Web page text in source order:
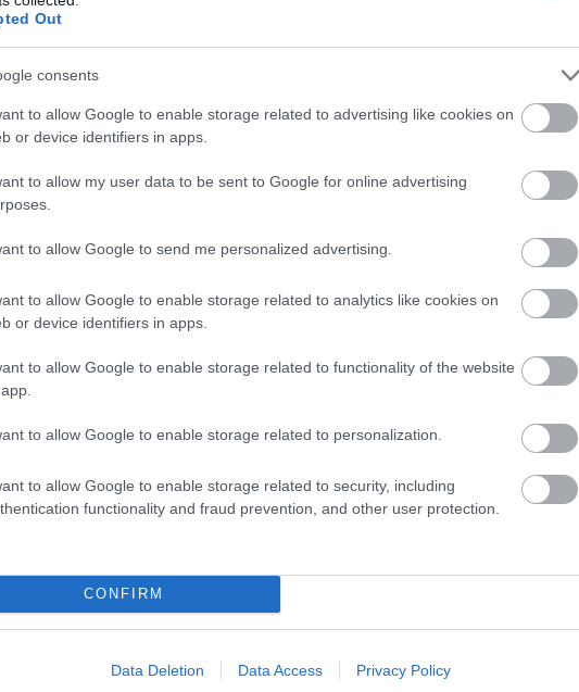
Out
consents
to allow Google to enable storage related to advertising like cookies on
or device identifiers in apps.
to allow my user data to be sent to Google for online advertising
to allow Google to send me personalized advertising.
to allow Google to enable storage related to analytics like cookies on
or device identifiers in apps.
to allow Google to enable storage related to functionality of the website
to allow Google to enable storage related to personalization.
to allow Google to enable storage related to security, including
functionality and fraud prevention, and other user protection.
CONFIRM
Data Deletion Data Access Privacy Policy
magic trick has a third act, the
part we call "The Prestige"."
képregény
filmkritikák
címe:
A 10
50
A 10
20
Ezért
15(+1)
A 15
50
10
A 10
A 10
Az
10
királyné
A 10
50
10
amit
A 10
2014
Friss
pedig
A 15